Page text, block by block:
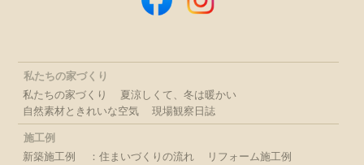
私たちの家づくり
私たちの家づくり
夏涼しくて、冬は暖かい
自然素材ときれいな空気
現場観察日誌
施工例
新築施工例
：住まいづくりの流れ
リフォーム施工例